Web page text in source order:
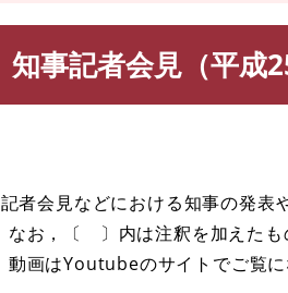
知事記者会見（平成
記者会見などにおける知事の発表
なお，〔 〕内は注釈を加えたも
動画はYoutubeのサイトでご覧に